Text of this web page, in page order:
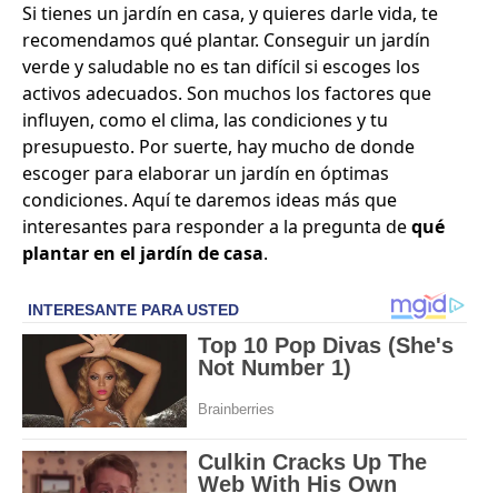
Si tienes un jardín en casa, y quieres darle vida, te
recomendamos qué plantar. Conseguir un jardín
verde y saludable no es tan difícil si escoges los
activos adecuados. Son muchos los factores que
influyen, como el clima, las condiciones y tu
presupuesto. Por suerte, hay mucho de donde
escoger para elaborar un jardín en óptimas
condiciones. Aquí te daremos ideas más que
interesantes para responder a la pregunta dequé
plantar en el jardín de casa.